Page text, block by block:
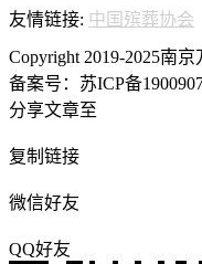
友情链接: 中国殡葬协会
Copyright 2019-2025南
备案号：苏ICP备
分享文章至
复制链接
微信好友
QQ好友